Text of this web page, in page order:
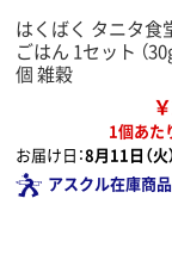
はくばく タニタ食
ごはん 1セット （
個 雑穀
1個あた
お届け日：8月11日（火
アスクル在庫商品